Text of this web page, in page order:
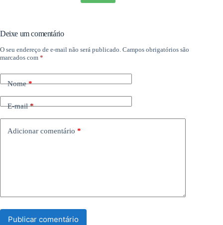
Deixe um comentário
O seu endereço de e-mail não será publicado. Campos obrigatórios são
marcados com *
Nome*
E-mail*
Adicionar comentário *
Publicar comentário